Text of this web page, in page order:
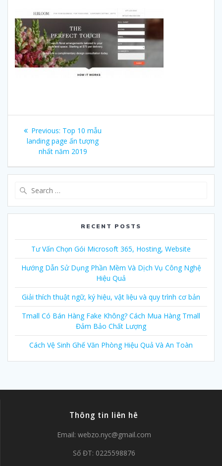
Post
navigation
Previous: Previous
post:
Top 10 mẫu
landing page ấn tượng
nhất năm 2019
RECENT POSTS
Tư Vấn Chọn Gói Microsoft 365, Hosting, Website
Hướng Dẫn Sử Dụng Phần Mềm Và Dịch Vụ Công Nghệ
Hiệu Quả
Giải thích thuật ngữ, ký hiệu, vật liệu và quy trình cơ bản
Tmall Có Bán Hàng Fake Không? Cách Mua Hàng Tmall
Đảm Bảo Chất Lượng
Cách Vệ Sinh Ghế Văn Phòng Hiệu Quả Và An Toàn
Thông tin liên hê
Email: webzo.nyc@gmail.com
Số ĐT: 0225598876